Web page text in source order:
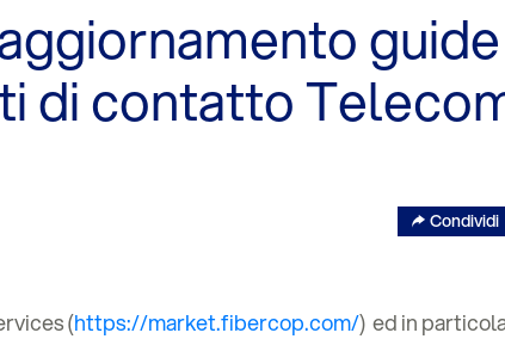
di contatto
Condividi
(https://market.fibercop.com/) ed in